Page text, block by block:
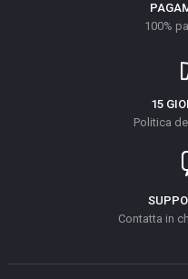
100%
15
Politica
Contatta in